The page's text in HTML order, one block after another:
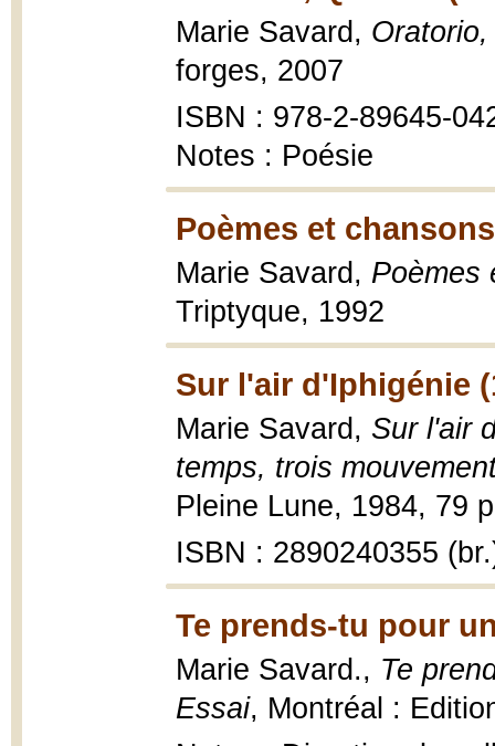
Marie Savard,
forges, 2007
ISBN : 978-2-89645-
Notes : Poésie
Poèmes et
Marie Savard, Poèmes
Triptyque, 1992
Sur l'air d'Iphigénie
Marie Savard, Sur l'air
temps, trois
Pleine Lune, 1984, 79
ISBN : 2890240355
Te prends-tu pour
Marie Savard., Te
Essai, Montréal :